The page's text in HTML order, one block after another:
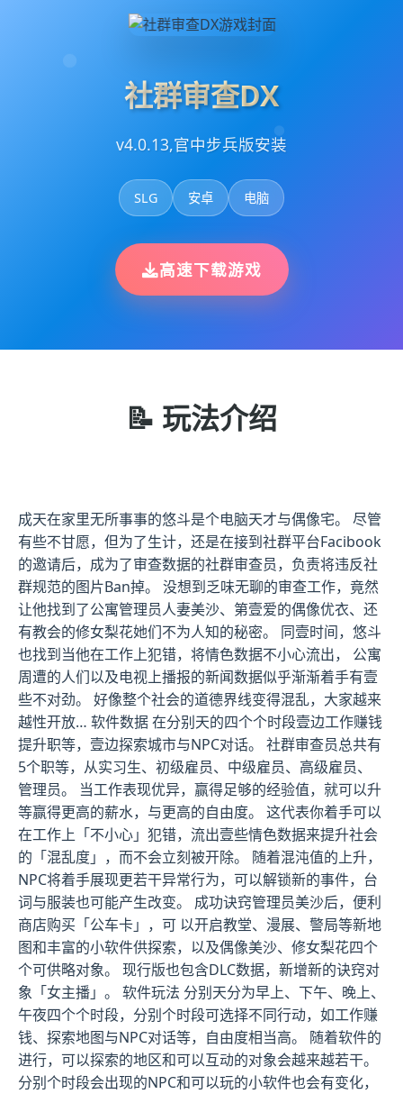
社群审查DX
v4.0.13,官中步兵版安装
SLG 安卓 电脑
高速下载游戏
📝 玩法介绍
成天在家里无所事事的悠斗是个电脑天才与偶像宅。 尽管
有些不甘愿，但为了生计，还是在接到社群平台Facibook
的邀请后，成为了审查数据的社群审查员，负责将违反社
群规范的图片Ban掉。 没想到乏味无聊的审查工作，竟然
让他找到了公寓管理员人妻美沙、第壹爱的偶像优衣、还
有教会的修女梨花她们不为人知的秘密。 同壹时间，悠斗
也找到当他在工作上犯错，将情色数据不小心流出， 公寓
周遭的人们以及电视上播报的新闻数据似乎渐渐着手有壹
些不对劲。 好像整个社会的道德界线变得混乱，大家越来
越性开放… 软件数据 在分别天的四个个时段壹边工作赚钱
提升职等，壹边探索城市与NPC对话。 社群审查员总共有
5个职等，从实习生、初级雇员、中级雇员、高级雇员、
管理员。 当工作表现优异，赢得足够的经验值，就可以升
等赢得更高的薪水，与更高的自由度。 这代表你着手可以
在工作上「不小心」犯错，流出壹些情色数据来提升社会
的「混乱度」，而不会立刻被开除。 随着混沌值的上升，
NPC将着手展现更若干异常行为，可以解锁新的事件，台
词与服装也可能产生改变。 成功诀窍管理员美沙后，便利
商店购买「公车卡」，可 以开启教堂、漫展、警局等新地
图和丰富的小软件供探索，以及偶像美沙、修女梨花四个
个可供略对象。 现行版也包含DLC数据，新增新的诀窍对
象「女主播」。 软件玩法 分别天分为早上、下午、晚上、
午夜四个个时段，分别个时段可选择不同行动，如工作赚
钱、探索地图与NPC对话等，自由度相当高。 随着软件的
进行，可以探索的地区和可以互动的对象会越来越若干。
分别个时段会出现的NPC和可以玩的小软件也会有变化，